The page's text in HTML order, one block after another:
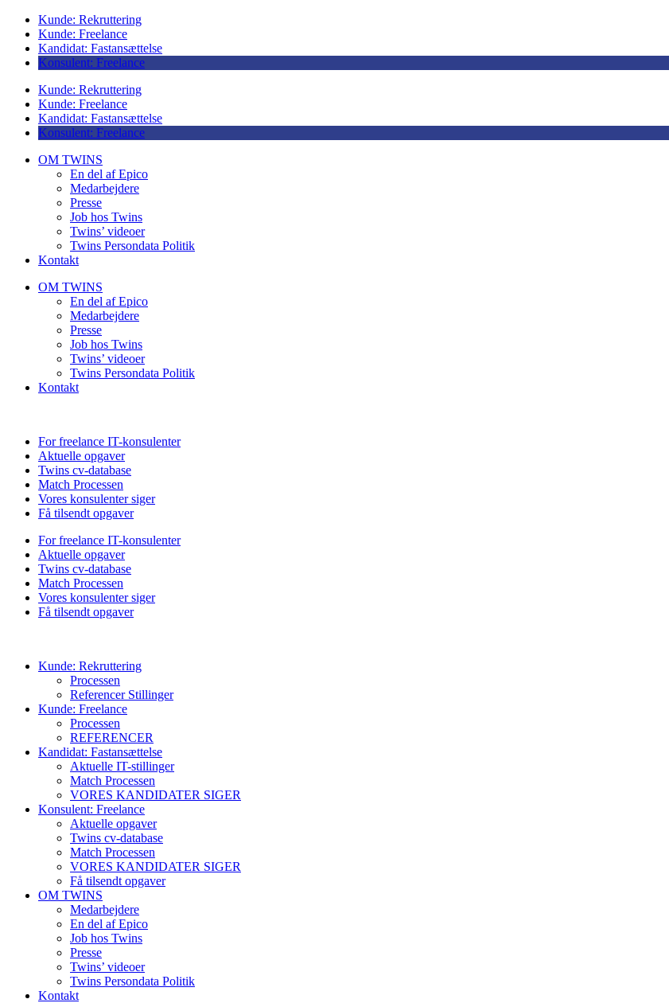
Kunde: Rekruttering
Kunde: Freelance
Kandidat: Fastansættelse
Konsulent: Freelance
Kunde: Rekruttering
Kunde: Freelance
Kandidat: Fastansættelse
Konsulent: Freelance
OM TWINS
En del af Epico
Medarbejdere
Presse
Job hos Twins
Twins’ videoer
Twins Persondata Politik
Kontakt
OM TWINS
En del af Epico
Medarbejdere
Presse
Job hos Twins
Twins’ videoer
Twins Persondata Politik
Kontakt
For freelance IT-konsulenter
Aktuelle opgaver
Twins cv-database
Match Processen
Vores konsulenter siger
Få tilsendt opgaver
For freelance IT-konsulenter
Aktuelle opgaver
Twins cv-database
Match Processen
Vores konsulenter siger
Få tilsendt opgaver
Kunde: Rekruttering
Processen
Referencer Stillinger
Kunde: Freelance
Processen
REFERENCER
Kandidat: Fastansættelse
Aktuelle IT-stillinger
Match Processen
VORES KANDIDATER SIGER
Konsulent: Freelance
Aktuelle opgaver
Twins cv-database
Match Processen
VORES KANDIDATER SIGER
Få tilsendt opgaver
OM TWINS
Medarbejdere
En del af Epico
Job hos Twins
Presse
Twins’ videoer
Twins Persondata Politik
Kontakt